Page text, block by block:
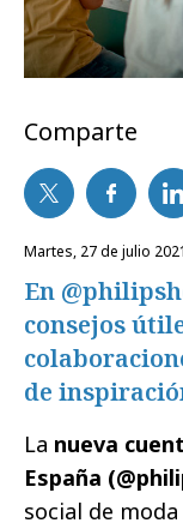
Comparte
martes, 27 de julio 2021
En
consejos
de
La nueva
España
social de